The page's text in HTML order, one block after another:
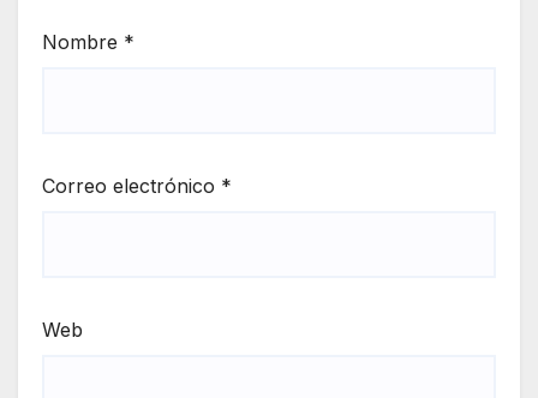
Nombre *
Correo electrónico *
Web